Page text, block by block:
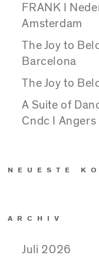
FRANK I
Amsterdam
The Joy to
Barcelona
The Joy to
A Suite of
Cndc I Angers
NEUESTE
ARCHIV
Juli 2026